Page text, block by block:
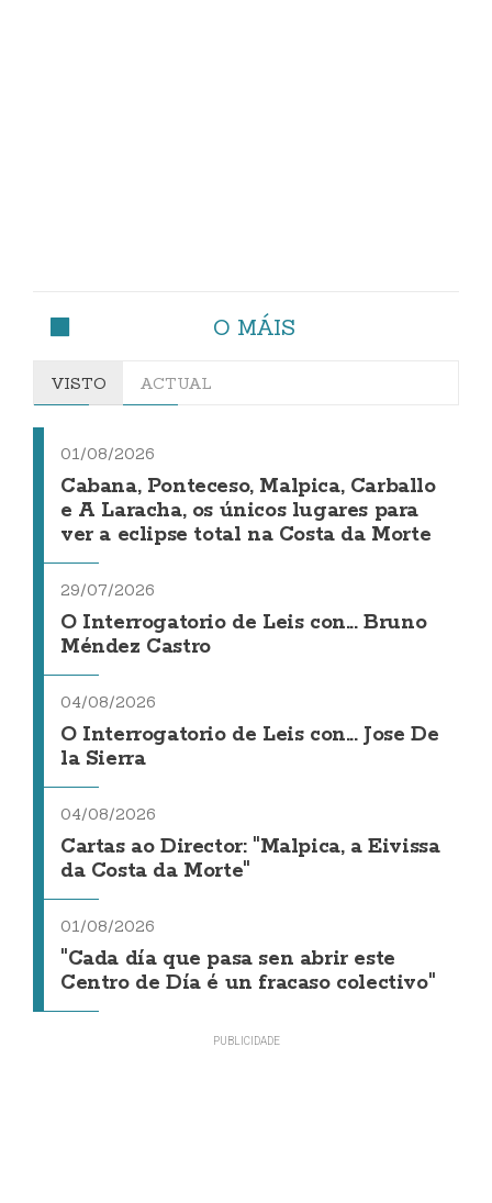
O MÁIS
VISTO ACTUAL
01/08/2026
Cabana, Ponteceso, Malpica, Carballo
e A Laracha, os únicos lugares para
ver a eclipse total na Costa da Morte
29/07/2026
O Interrogatorio de Leis con... Bruno
Méndez Castro
04/08/2026
O Interrogatorio de Leis con... Jose De
la Sierra
04/08/2026
Cartas ao Director: "Malpica, a Eivissa
da Costa da Morte"
01/08/2026
"Cada día que pasa sen abrir este
Centro de Día é un fracaso colectivo"